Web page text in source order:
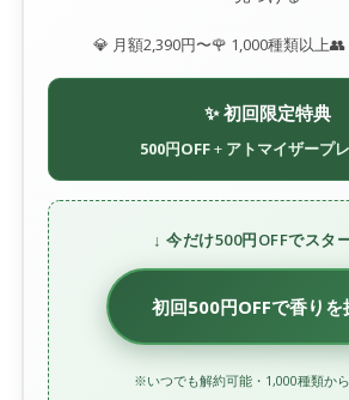
💎 月額2,390円〜🌹 1,000種類以上👥
✨ 初回限定特典
500円OFF+ アトマイザープ
↓ 今だけ500円OFFでスタ
初回500円OFFで香りを
※いつでも解約可能・1,000種類か